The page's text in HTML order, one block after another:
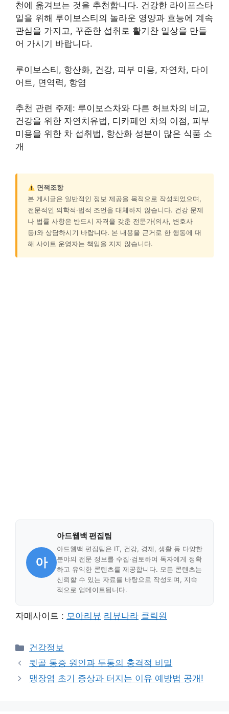
천에 옮겨보는 것을 추천합니다. 건강한 라이프스타
일을 위해 루이보스티의 놀라운 영양과 효능에 계속
관심을 가지고, 꾸준한 섭취로 활기찬 일상을 만들
어 가시기 바랍니다.
루이보스티, 항산화, 건강, 피부 미용, 자연차, 다이
어트, 면역력, 항염
추천 관련 주제: 루이보스차와 다른 허브차의 비교,
건강을 위한 자연치유법, 디카페인 차의 이점, 피부
미용을 위한 차 섭취법, 항산화 성분이 많은 식품 소
개
면책조항
본 게시글은 일반적인 정보 제공을 목적으로 작성되었으며,
전문적인 의학적·법적 조언을 대체하지 않습니다. 건강 문제
나 법률 사항은 반드시 자격을 갖춘 전문가(의사, 변호사
등)와 상담하시기 바랍니다. 본 내용을 근거로 한 행동에 대
해 사이트 운영자는 책임을 지지 않습니다.
아
아드웹백 편집팀
아드웹백 편집팀은 IT, 건강, 경제, 생활 등 다양한
분야의 전문 정보를 수집·검토하여 독자에게 정확
하고 유익한 콘텐츠를 제공합니다. 모든 콘텐츠는
신뢰할 수 있는 자료를 바탕으로 작성되며, 지속
적으로 업데이트됩니다.
자매사이트 : 모아리뷰 리뷰나라 클릭원
Categories
건강정보
뒷골 통증 원인과 두통의 충격적 비밀
맹장염 초기 증상과 터지는 이유 예방법 공개!